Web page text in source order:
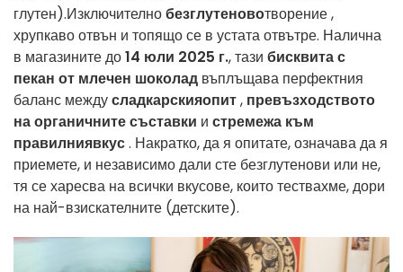
глутен).Изключителнобезглутеновотворение,
хрупкавоотвън и топящо се в устатаотвътре. Налична
в магазините до14 юли 2025 г., тази бисквита с
пекан от млечен шоколад въплъщава перфектния
баланс междусладкарскияопит, превъзходството
наорганичнитесъставки и стремежа към
правилниявкус. Накратко, да я опитате, означава да я
приемете, и независимо дали сте безглутенови или не,
тя се харесва на всички вкусове, които тествахме, дори
на най-взискателните (детските).